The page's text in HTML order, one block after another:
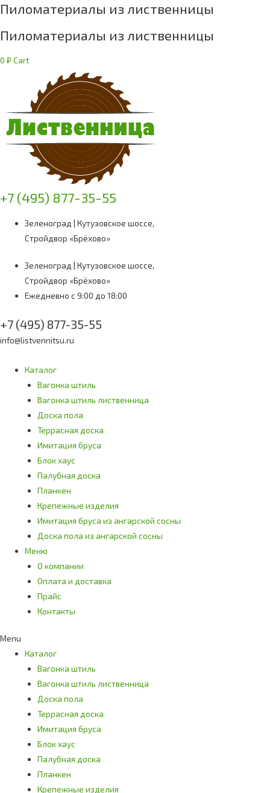
Пиломатериалы из лиственницы
Пиломатериалы из лиственницы
0 ₽ Cart
+7 (495) 877-35-55
Зеленоград | Кутузовское шоссе,
Стройдвор «Брёхово»
Зеленоград | Кутузовское шоссе,
Стройдвор «Брёхово»
Ежедневно с 9:00 до 18:00
+7 (495) 877-35-55
info@listvennitsu.ru
Каталог
Вагонка штиль
Вагонка штиль лиственница
Доска пола
Террасная доска
Имитация бруса
Блок хаус
Палубная доска
Планкен
Крепежные изделия
Имитация бруса из ангарской сосны
Доска пола из ангарской сосны
Меню
О компании
Оплата и доставка
Прайс
Контакты
Menu
Каталог
Вагонка штиль
Вагонка штиль лиственница
Доска пола
Террасная доска
Имитация бруса
Блок хаус
Палубная доска
Планкен
Крепежные изделия